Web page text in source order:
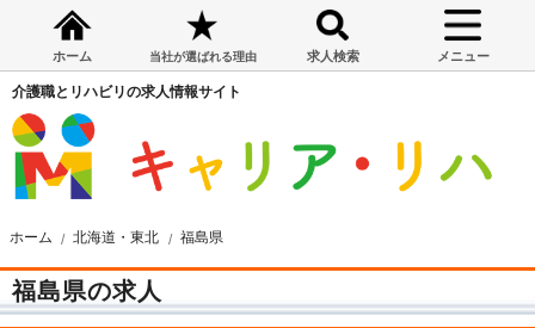
ホーム 当社が選ばれる理由 求人検索 メニュー
介護職とリハビリの求人情報サイト
ホーム 北海道・東北 福島県
福島県の求人